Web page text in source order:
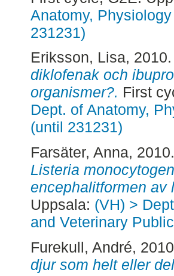
Anatomy,
231231)
Eriksson, Lisa,
diklofenak och
organismer?. First
Dept. of Anatomy,
(until 231231)
Farsäter, Anna,
Listeria
encephalitformen av
Uppsala: (VH) >
and Veterinary
Furekull, André,
djur som helt eller